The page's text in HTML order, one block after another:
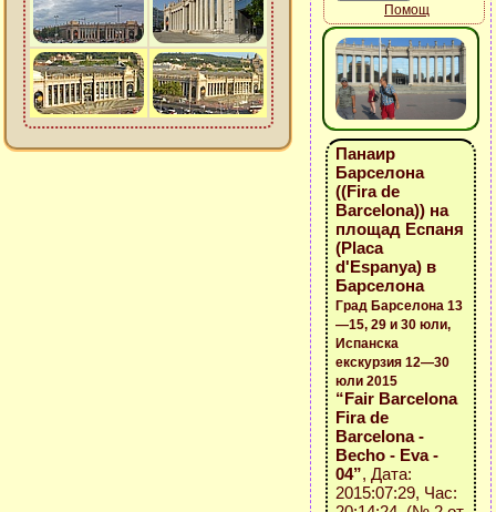
Помощ
Панаир
Барселона
((Fira de
Barcelona)) на
площад Еспаня
(Placa
d'Espanya) в
Барселона
Град Барселона 13
—15, 29 и 30 юли,
Испанска
екскурзия 12—30
юли 2015
“Fair Barcelona
Fira de
Barcelona -
Becho - Eva -
04”, Дата:
2015:07:29, Час: